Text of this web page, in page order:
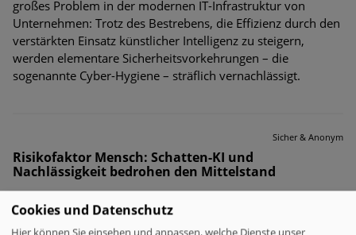
großes Problem in der modernen IT-Infrastruktur von
Unternehmen: Trotz des Bestrebens, die Effizienz durch den
verstärkten Einsatz künstlicher Intelligenz zu steigern,
werden elementare Sicherheitsvorkehrungen – die
sogenannte Cyber-Hygiene – sträflich vernachlässigt.
Sicher & Anonym
Risikofaktor Mensch: Schatten-KI und
Nachlässigkeit bedrohen den Mittelstand
Cookies und Datenschutz
Hier können Sie einsehen und anpassen, welche Dienste unser